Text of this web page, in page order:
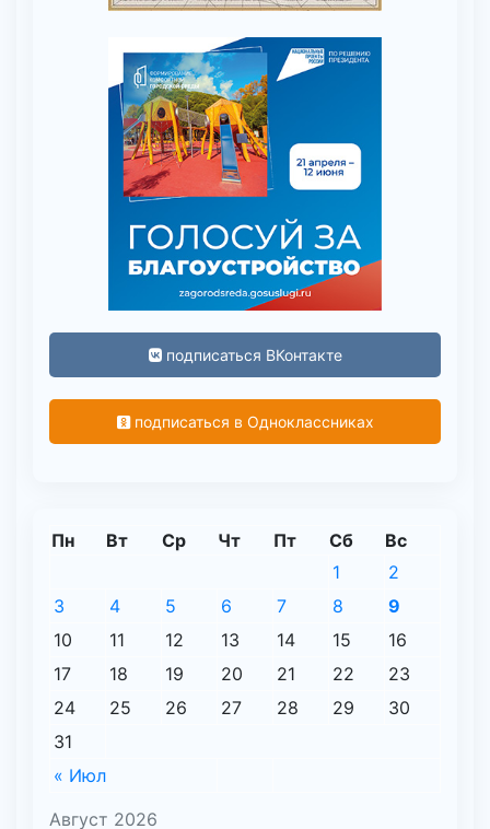
подписаться ВКонтакте
подписаться в Одноклассниках
Август 2026
Пн Вт Ср Чт Пт Сб Вс
« Июл
1
2
3
4 5 6 7 8
9
10
11 12 13 14 15
16
17
18 19 20 21 22
23
24
25 26 27 28 29
30
31